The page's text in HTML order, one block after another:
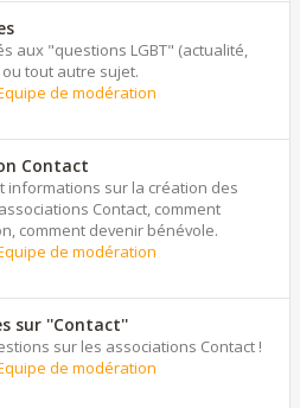
aux "questions LGBT" (actualité,
tout autre sujet.
de modération
Contact
informations sur la création des
Contact, comment
comment devenir bénévole.
de modération
sur ''Contact''
sur les associations Contact !
de modération